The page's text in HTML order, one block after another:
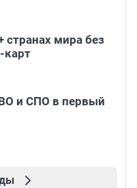
странах мира без
карт
и СПО в первый